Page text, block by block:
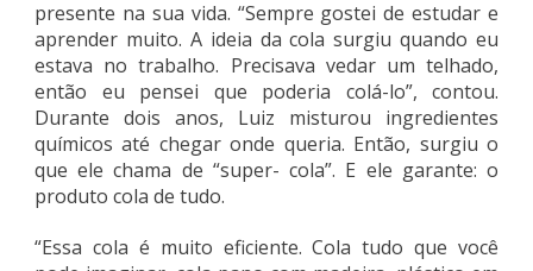
presente na sua vida. “Sempre gostei de estudar e
aprender muito. A ideia da cola surgiu quando eu
estava no trabalho. Precisava vedar um telhado,
então eu pensei que poderia colá-lo”, contou.
Durante dois anos, Luiz misturou ingredientes
químicos até chegar onde queria. Então, surgiu o
que ele chama de “super- cola”. E ele garante: o
produto cola de tudo.
“Essa cola é muito eficiente. Cola tudo que você